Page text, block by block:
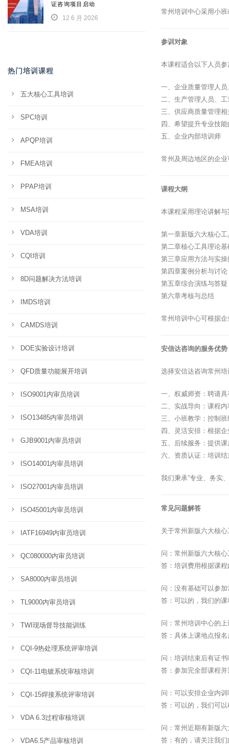
常州培训中心采用小
参训对象
本课程适合以下人员参
一、企业质量管理人
二、生产管理人员、
三、供应商质量管理
四、希望提升专业技
五、企业内部培训师
常州及周边地区的企
课程大纲
本课程采用理论讲解
第一章新版六大核心
第二章核心工具理论基
第三章应用方法与实操
第四章案例分析与讨论
第五章综合演练与答疑
第六章考核与总结
常州培训中心可根据
安信达咨询的服务优势
选择安信达咨询常州
一、权威师资：聘请
二、实战导向：课程
三、小班教学：控制
四、灵活安排：根据
五、后续服务：提供
六、资质认证：培训
我们秉承”专业、务实
常见问题解答
关于常州新版六大核
问：常州新版六大核
答：培训费用根据课
问：没有基础可以参
答：可以的，我们的
问：常州培训中心的
答：具体上课地点报
问：培训结束后有证书
答：参加完全部课程
问：可以安排企业内训
答：可以的，我们可
问：常州近期有新版
答：有的，请关注我
证咨询项目启动
12 6 月 2026
热门培训课程
五大核心工具培训
SPC培训
APQP培训
FMEA培训
PPAP培训
MSA培训
VDA培训
CQI培训
8D问题解决方法培训
IMDS培训
CAMDS培训
DOE实验设计培训
QFD质量功能展开培训
ISO9001内审员培训
ISO13485内审员培训
GJB9001内审员培训
ISO14001内审员培训
ISO27001内审员培训
ISO45001内审员培训
IATF16949内审员培训
QC080000内审员培训
SA8000内审员培训
TL9000内审员培训
TWI现场督导技能训练
CQI-9热处理系统评审培训
CQI-11电镀系统审核培训
CQI-15焊接系统评审培训
VDA 6.3过程审核培训
VDA6.5产品审核培训